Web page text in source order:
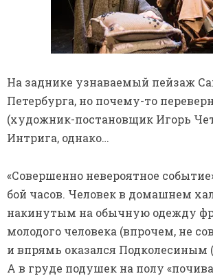
На заднике узнаваемый пейзаж
Петербурга, но почему-то
(художник-постановщик Игорь
Интрига, однако…
«Совершенно невероятное
бой часов. Человек в домашнем
накинутым на обычную одежду
молодого человека (впрочем, не
и впрямь оказался Подколесиным
А в груде подушек на полу